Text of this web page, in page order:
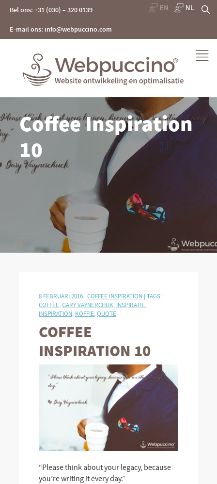
content
Bel ons: +31 (030) – 320 0139
E-mail ons: info@webpuccino.com
Webpuccino® website ontwikkeling en optimalisatie
Je website beheren alsof je koffie drinkt
Coffee Inspiration
10
8 FEBRUARI 2016 | COFFEE INSPIRATION | TAGS:
COFFEE GARY VAYNERCHUK INSPIRATIE
INSPIRATION KOFFIE QUOTE
COFFEE
INSPIRATION 10
“Please think about your legacy, because
you’re writing it every day.”